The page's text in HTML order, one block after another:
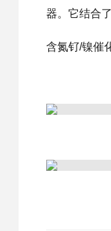
器。它结合
含氮钌/镍催